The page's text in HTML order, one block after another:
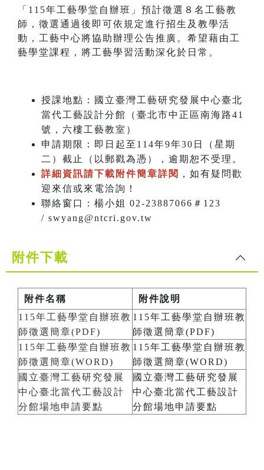
「115年工藝學堂自辦班」預計徵選８名工藝教
師，徵選通過後即可依規定進行招生及教學活
動，工藝中心將協助辦理公告推廣。希望藉由工
藝學堂課程，將工藝學習活動深化於日常。
授課地點：國立臺灣工藝研究發展中心臺北
當代工藝設計分館（臺北市中正區南海路41
號，六樓工藝教室）
申請期限：即日起至114年9年30日（星期
二）截止（以郵戳為憑），逾期恕不受理。
詳細資訊請下載附件簡章詳閱
，如有疑問歡
迎來信或來電洽詢！
聯絡窗口：楊小姐 02-23887066＃123
/ swyang@ntcri.gov.tw
附件下載
附件名稱
附件說明
115年工藝學堂自辦班教
師徵選簡章(PDF)
115年工藝學堂自辦班教
師徵選簡章(PDF)
115年工藝學堂自辦班教
師徵選簡章(WORD)
115年工藝學堂自辦班教
師徵選簡章(WORD)
國立臺灣工藝研究發展
中心臺北當代工藝設計
分館場地申請要點
國立臺灣工藝研究發展
中心臺北當代工藝設計
分館場地申請要點